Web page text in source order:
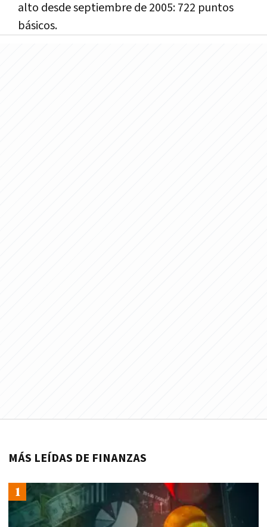
alto desde septiembre de 2005: 722 puntos
básicos.
MÁS LEÍDAS DE FINANZAS